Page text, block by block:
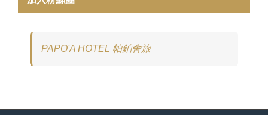
PAPO'A HOTEL 帕鉑舍旅